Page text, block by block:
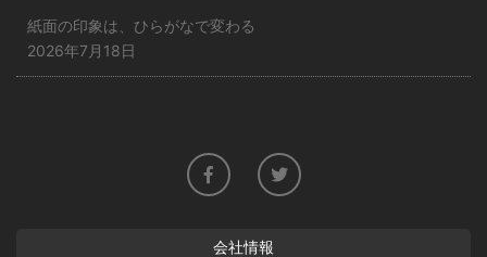
紙面の印象は、ひらがなで変わる
2026年7月18日
会社情報